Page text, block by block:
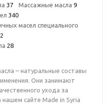
37 Массажные масла 9
340
масел специального
28
– натуральные составы
Они занимают
ухода за
сайте Made in Syria